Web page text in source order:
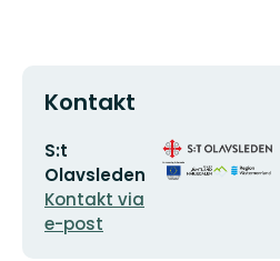
Kontakt
E-
postadress
S:t
Olavsleden
Kontakt via
e-post
logotyp